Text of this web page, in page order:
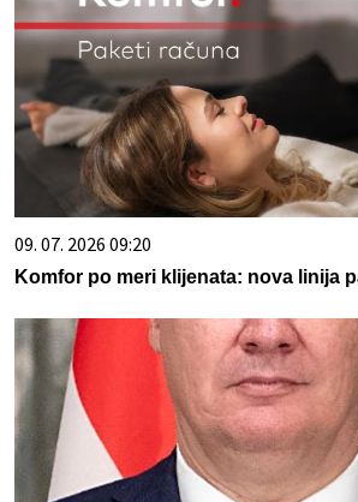
09. 07. 2026 09:20
Komfor po meri klijenata: nova linija